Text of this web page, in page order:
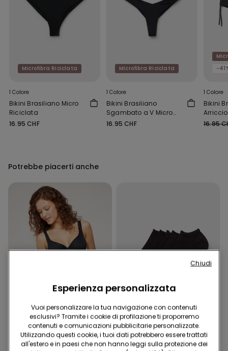
Microfibra Riciclata
1 Colore
Bikini Brasiliano Micro
Riciclata
16.95 CHF
Microfibra Riciclata
1 Colore
Bikini Brasiliano
Sgambato a V Micro
Riciclata
16.95 CHF
-
1 Colore
Bikini
Arriccio
16.95
Potrebbe piacerti anche
Microfibra Riciclata
-41%
Esperienza personalizzata
Vuoi personalizzare la tua navigazione con contenuti
esclusivi? Tramite i cookie di profilazione ti proporremo
contenuti e comunicazioni pubblicitarie personalizzate.
Utilizzando questi cookie, i tuoi dati potrebbero essere trattati
all'estero e in paesi che non hanno leggi sulla protezione dei
Chiudi